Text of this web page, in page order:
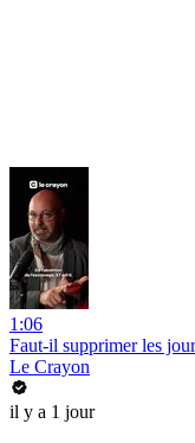
1:06
Faut-il supprimer les
Le Crayon
il y a 1 jour